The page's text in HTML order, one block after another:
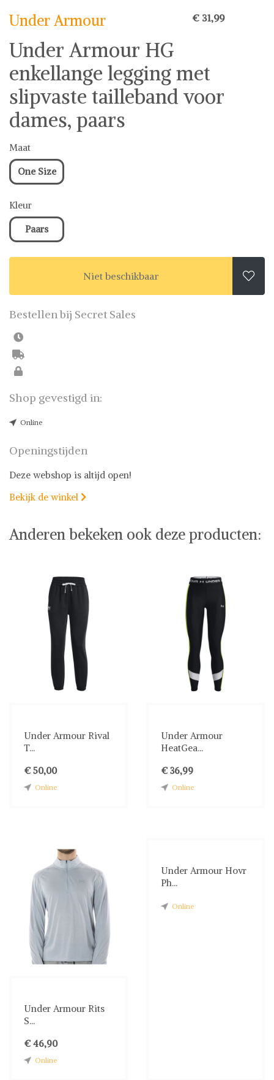
stel jouw fashion wish-list samen. Veilig online shoppen.
Under Armour € 31,99
Under Armour HG
enkellange legging met
slipvaste tailleband voor
dames, paars
Maat
One Size
Kleur
Paars
Niet beschikbaar 
Bestellen bij Secret Sales
Shop gevestigd in:
Online
Openingstijden
Deze webshop is altijd open!
Bekijk de winkel 
Anderen bekeken ook deze producten:
Under Armour Rival
T...
€ 50,00
Online
Under Armour
HeatGea...
€ 36,99
Online
Under Armour Rits
S...
€ 46,90
Online
Under Armour Hovr
Ph...
Online